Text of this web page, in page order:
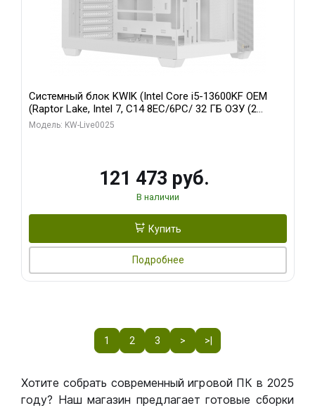
Системный блок KWIK (Intel Core i5-13600KF OEM
(Raptor Lake, Intel 7, C14 8EC/6PC/ 32 ГБ ОЗУ (2
модуля)/ Gigabyte RTX5060 WINDFORCE OC 8GB
Модель: KW-Live0025
121 473 руб.
В наличии
Купить
Подробнее
1 2 3 > >|
Хотите собрать современный игровой ПК в 2025
году? Наш магазин предлагает готовые сборки